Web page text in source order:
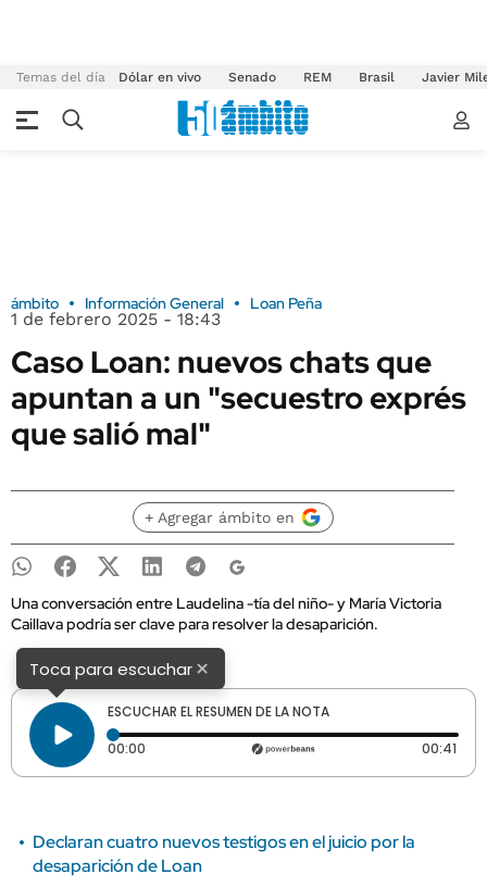
Temas del día Dólar en vivo Senado REM Brasil Javier
ámbito Información General Loan Peña
1 de febrero 2025 - 18:43
Caso Loan: nuevos chats que
apuntan a un "secuestro exprés
que salió mal"
+ Agregar ámbito en
Una conversación entre Laudelina -tía del niño- y María Victoria
Caillava podría ser clave para resolver la desaparición.
Toca para escuchar×
ESCUCHAR EL RESUMEN DE LA NOTA
00:00 Tiempo transcurrido: 0 segundos 00:41
Declaran cuatro nuevos testigos en el juicio por la
desaparición de Loan